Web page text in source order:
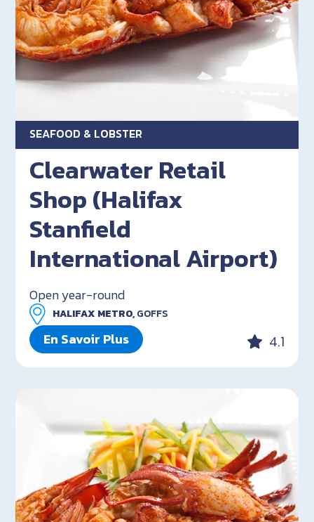
SEAFOOD & LOBSTER
Clearwater Retail
Shop (Halifax
Stanfield
International Airport)
Open year-round
HALIFAX METRO,GOFFS
En Savoir Plus 4.1